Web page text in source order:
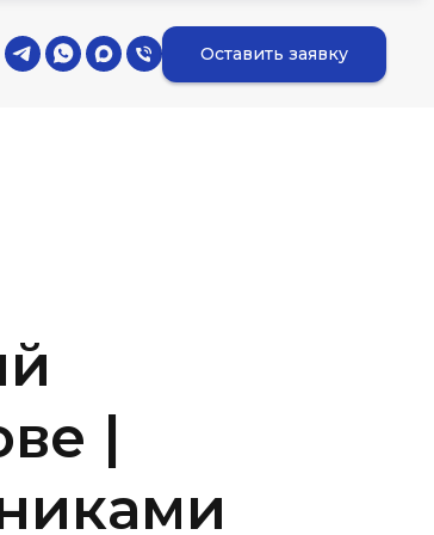
Оставить заявку
|